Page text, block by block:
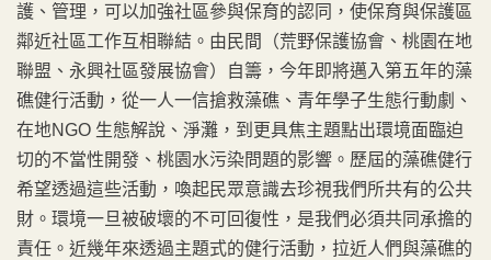
護、管理，可以加強社區參與保育的認同，使保育與保護區
鄰近社區工作互相聯結。由民間（荒野保護協會、桃園在地
聯盟、永興社區發展協會）自籌，今年即將邁入第五年的藻
礁健行活動，從一人一信搶救藻礁、青年學子生態行動劇、
在地NGO 生態解說、淨灘，到更具焦主題點出環境面臨迫
切的不當性開發、桃園水污染問題的影響。歷屆的藻礁健行
希望透過這些活動，喚起民眾意識去珍視我們所共有的公共
財。環境一旦被破壞的不可回復性，是我們必須共同承擔的
責任。近幾年來透過主題式的健行活動，拉近人們與藻礁的